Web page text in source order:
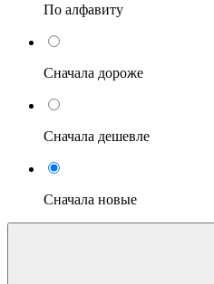
По алфавиту
Сначала дороже
Сначала дешевле
Сначала новые